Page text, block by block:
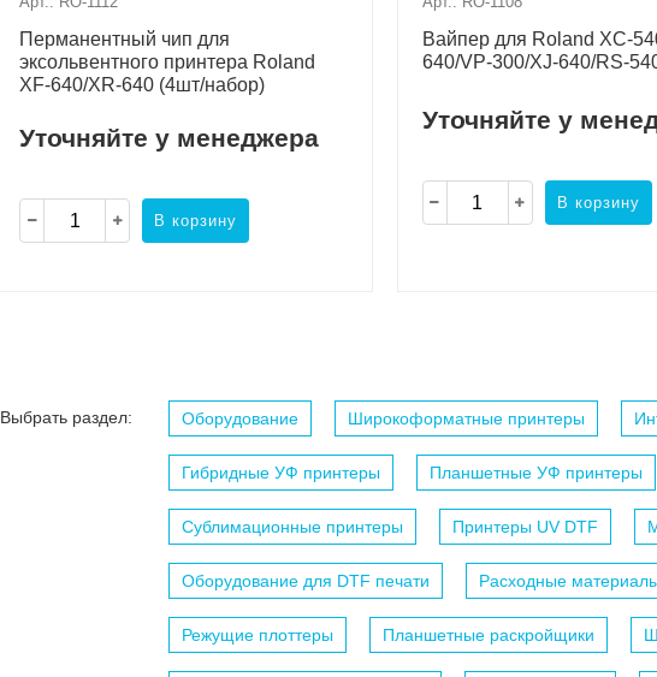
Перманентный чип для
эксольвентного принтера Roland
XF-640/XR-640 (4шт/набор)
Уточняйте у менеджера
В корзину
Вайпер для Roland XC-
640/VP-300/XJ-640/RS-
Уточняйте у
В корзину
Выбрать раздел: Оборудование Широкоформатные принтеры
Гибридные УФ принтеры Планшетные УФ принтеры
Сублимационные принтеры Принтеры UV DTF
Оборудование для DTF печати Расходные
Режущие плоттеры Планшетные раскройщики